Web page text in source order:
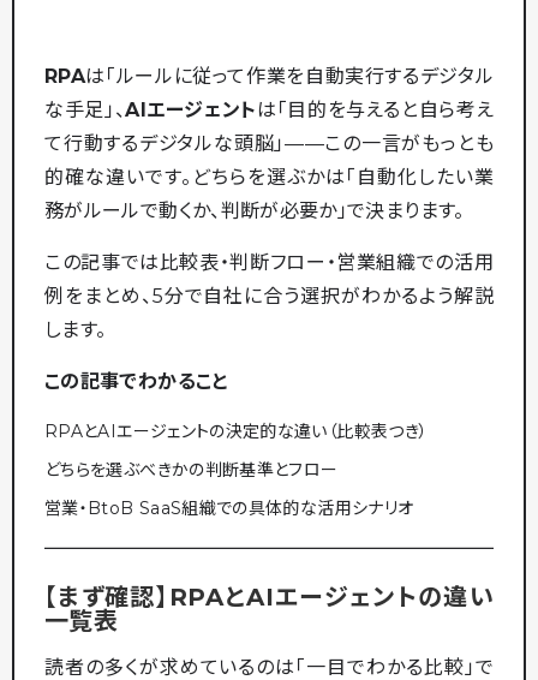
RPAは「ルールに従って作業を自動実行するデジタル
な手足」、AIエージェントは「目的を与えると自ら考え
て行動するデジタルな頭脳」——この一言がもっとも
的確な違いです。どちらを選ぶかは「自動化したい業
務がルールで動くか、判断が必要か」で決まります。
この記事では比較表・判断フロー・営業組織での活用
例をまとめ、5分で自社に合う選択がわかるよう解説
します。
この記事でわかること
RPAとAIエージェントの決定的な違い（比較表つき）
どちらを選ぶべきかの判断基準とフロー
営業・BtoB SaaS組織での具体的な活用シナリオ
【まず確認】RPAとAIエージェントの違い
一覧表
読者の多くが求めているのは「一目でわかる比較」で